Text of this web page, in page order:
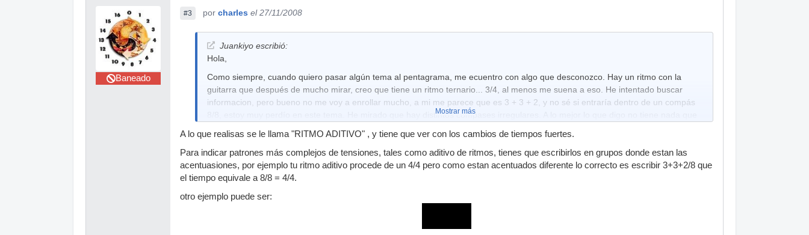
Baneado
#3 por charles el 27/11/2008
Juankiyo escribió:
Hola,
Como siempre, cuando quiero pasar algún tema al pentagrama, me ecuentro con algo que desconozco. Hay un ritmo con la
guitarra que después de mucho mirar, creo que tiene un ritmo ternario... 3/4, al menos me suena a eso. He intentado buscar
informacion, pero bueno no me voy a enrollar mucho, a mi me parece que es 3 + 3 + 2, y no sé si entraría dentro de un compás
8/8, estoy muy perdío en este tema. He mirado que hay distintos compases irregulares. A lo mejor lo que digo no tiene nada que
ver si puede ayudarme alguien que entienda de esto.
Una ayudita por favor!!
Gracias.
Un saludo.
Mostrar más
A lo que realisas se le llama "RITMO ADITIVO" , y tiene que ver con los cambios de tiempos fuertes.
Para indicar patrones más complejos de tensiones, tales como aditivo de ritmos, tienes que escribirlos en grupos donde estan las
acentuasiones, por ejemplo tu ritmo aditivo procede de un 4/4 pero como estan acentuados diferente lo correcto es escribir 3+3+2/8 que
el tiempo equivale a 8/8 = 4/4.
otro ejemplo puede ser: